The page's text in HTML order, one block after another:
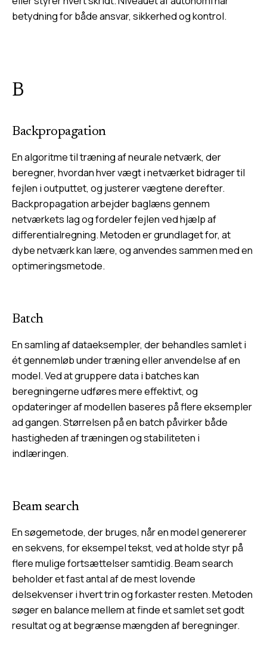
betydning for både ansvar, sikkerhed og kontrol.
B
Backpropagation
En algoritme til træning af neurale netværk, der
beregner, hvordan hver vægt i netværket bidrager til
fejlen i outputtet, og justerer vægtene derefter.
Backpropagation arbejder baglæns gennem
netværkets lag og fordeler fejlen ved hjælp af
differentialregning. Metoden er grundlaget for, at
dybe netværk kan lære, og anvendes sammen med en
optimeringsmetode.
Batch
En samling af dataeksempler, der behandles samlet i
ét gennemløb under træning eller anvendelse af en
model. Ved at gruppere data i batches kan
beregningerne udføres mere effektivt, og
opdateringer af modellen baseres på flere eksempler
ad gangen. Størrelsen på en batch påvirker både
hastigheden af træningen og stabiliteten i
indlæringen.
Beam search
En søgemetode, der bruges, når en model genererer
en sekvens, for eksempel tekst, ved at holde styr på
flere mulige fortsættelser samtidig. Beam search
beholder et fast antal af de mest lovende
delsekvenser i hvert trin og forkaster resten. Metoden
søger en balance mellem at finde et samlet set godt
resultat og at begrænse mængden af beregninger.